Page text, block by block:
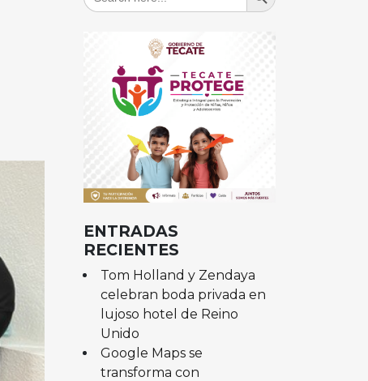
ENTRADAS
RECIENTES
Tom Holland y Zendaya
celebran boda privada en
lujoso hotel de Reino
Unido
Google Maps se
transforma con